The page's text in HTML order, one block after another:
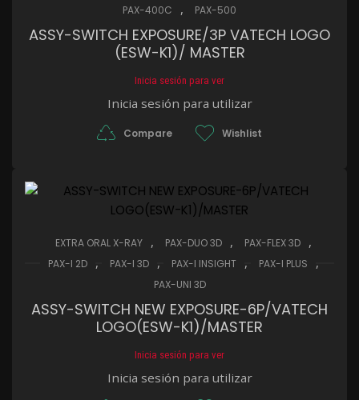
PAX-400C , PAX-500
ASSY-SWITCH EXPOSURE/3P VATECH LOGO
(ESW-K1)/ MASTER
Inicia sesión para ver
Inicia sesión para utilizar
Compare Wishlist
EXTRA ORAL X-RAY , PAX-DUO 3D , PAX-FLEX 3D ,
PAX-I 2D , PAX-I 3D , PAX-I INSIGHT , PAX-I PLUS ,
PAX-UNI 3D
ASSY-SWITCH NEW EXPOSURE-6P/VATECH
LOGO(ESW-K1)/MASTER
Inicia sesión para ver
Inicia sesión para utilizar